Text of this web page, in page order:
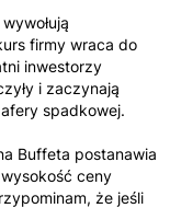
firmy wraca do
inwestorzy
i zaczynają
spadkowej.
Buffeta postanawia
ceny
że jeśli